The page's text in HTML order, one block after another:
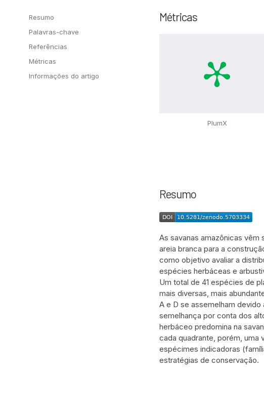
Resumo
Palavras-chave
Referências
Métricas
Informações do artigo
Métricas
PlumX
Resumo
As savanas amazônicas
areia branca para a
como objetivo avaliar a
espécies herbáceas e
Um total de 41 espécies de
mais diversas, mais
A e D se assemelham
semelhança por conta dos
herbáceo predomina na
cada quadrante, porém, uma
espécimes indicadoras
estratégias de conservação.